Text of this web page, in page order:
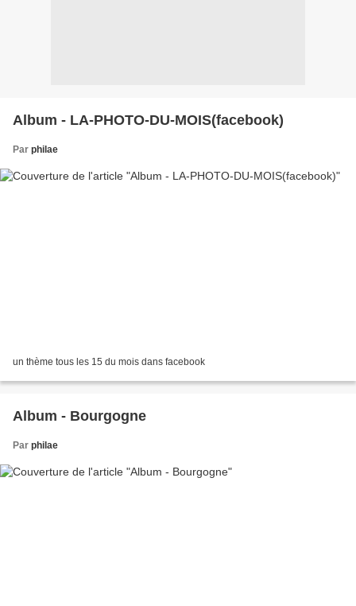
Album - LA-PHOTO-DU-MOIS(facebook)
Par philae
un thème tous les 15 du mois dans facebook
Album - Bourgogne
Par philae